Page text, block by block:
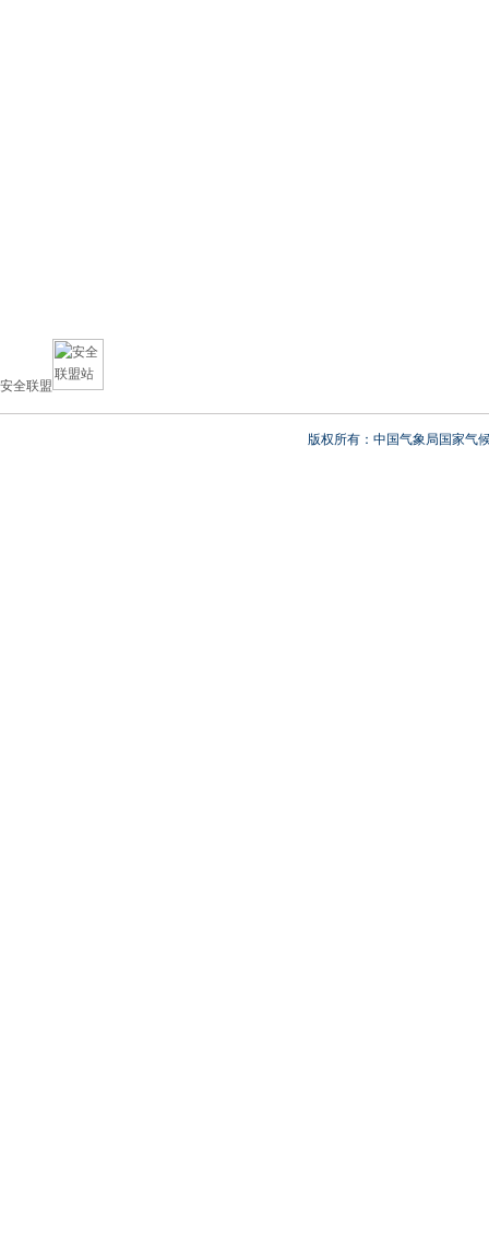
安全联盟
版权所有：中国气象局国家气